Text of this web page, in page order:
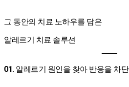
그 동안의 치료 노하우를 담은
알레르기 치료 솔루션
01. 알레르기 원인을 찾아 반응을 차단